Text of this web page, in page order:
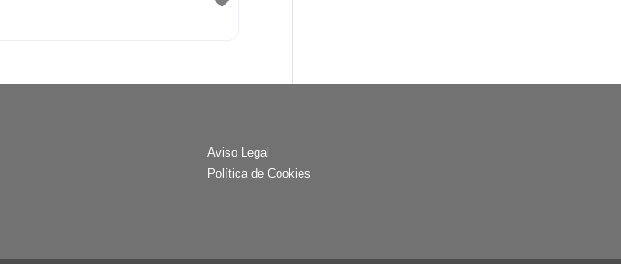
Aviso Legal
Política de Cookies